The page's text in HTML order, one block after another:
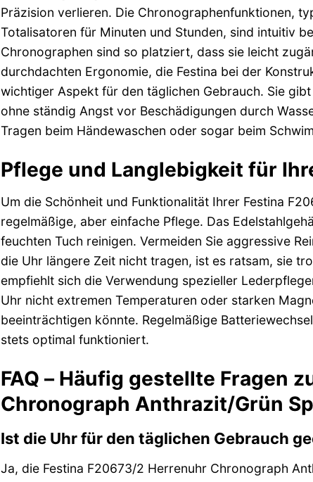
Präzision verlieren. Die Chronographenfunktionen,
Totalisatoren für Minuten und Stunden, sind intuitiv
Chronographen sind so platziert, dass sie leicht
durchdachten Ergonomie, die Festina bei der
wichtiger Aspekt für den täglichen Gebrauch. Sie
ohne ständig Angst vor Beschädigungen durch
Tragen beim Händewaschen oder sogar beim
Pflege und Langlebigkeit für
Um die Schönheit und Funktionalität Ihrer Festina
regelmäßige, aber einfache Pflege. Das
feuchten Tuch reinigen. Vermeiden Sie aggressive
die Uhr längere Zeit nicht tragen, ist es ratsam, sie
empfiehlt sich die Verwendung spezieller
Uhr nicht extremen Temperaturen oder starken
beeinträchtigen könnte. Regelmäßige
stets optimal funktioniert.
FAQ – Häufig gestellte Fragen
Chronograph Anthrazit/Grün
Ist die Uhr für den täglichen Gebrauch
Ja, die Festina F20673/2 Herrenuhr Chronograph